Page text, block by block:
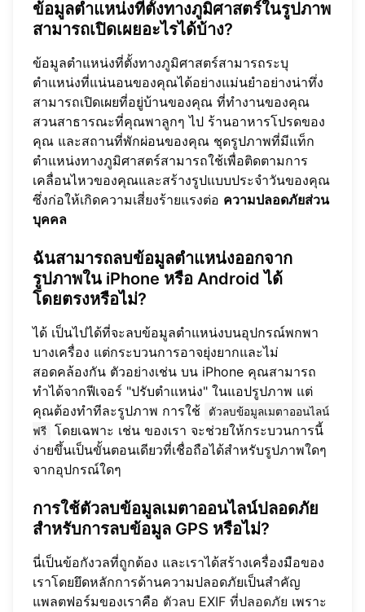
ข้อมูลตำแหน่งที่ตั้งทางภูมิศาสตร์ในรูปภาพ
สามารถเปิดเผยอะไรได้บ้าง?
ข้อมูลตำแหน่งที่ตั้งทางภูมิศาสตร์สามารถระบุ
ตำแหน่งที่แน่นอนของคุณได้อย่างแม่นยำอย่างน่าทึ่ง
สามารถเปิดเผยที่อยู่บ้านของคุณ ที่ทำงานของคุณ
สวนสาธารณะที่คุณพาลูกๆ ไป ร้านอาหารโปรดของ
คุณ และสถานที่พักผ่อนของคุณ ชุดรูปภาพที่มีแท็ก
ตำแหน่งทางภูมิศาสตร์สามารถใช้เพื่อติดตามการ
เคลื่อนไหวของคุณและสร้างรูปแบบประจำวันของคุณ
ซึ่งก่อให้เกิดความเสี่ยงร้ายแรงต่อ ความปลอดภัยส่วน
บุคคล
ฉันสามารถลบข้อมูลตำแหน่งออกจาก
รูปภาพใน iPhone หรือ Android ได้
โดยตรงหรือไม่?
ได้ เป็นไปได้ที่จะลบข้อมูลตำแหน่งบนอุปกรณ์พกพา
บางเครื่อง แต่กระบวนการอาจยุ่งยากและไม่
สอดคล้องกัน ตัวอย่างเช่น บน iPhone คุณสามารถ
ทำได้จากฟีเจอร์ "ปรับตำแหน่ง" ในแอปรูปภาพ แต่
คุณต้องทำทีละรูปภาพ การใช้
ตัวลบข้อมูลเมตาออนไลน์
ฟรี
โดยเฉพาะ เช่น ของเรา จะช่วยให้กระบวนการนี้
ง่ายขึ้นเป็นขั้นตอนเดียวที่เชื่อถือได้สำหรับรูปภาพใดๆ
จากอุปกรณ์ใดๆ
การใช้ตัวลบข้อมูลเมตาออนไลน์ปลอดภัย
สำหรับการลบข้อมูล GPS หรือไม่?
นี่เป็นข้อกังวลที่ถูกต้อง และเราได้สร้างเครื่องมือของ
เราโดยยึดหลักการด้านความปลอดภัยเป็นสำคัญ
แพลตฟอร์มของเราคือ ตัวลบ EXIF ที่ปลอดภัย เพราะ